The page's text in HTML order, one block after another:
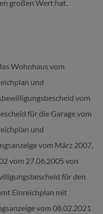
großen Wert hat.
Wohnhaus vom
und
vom
für die Garage vom
und
vom März 2007,
vom 27.06.2005 von
für den
Einreichplan mit
vom 08.02.2021